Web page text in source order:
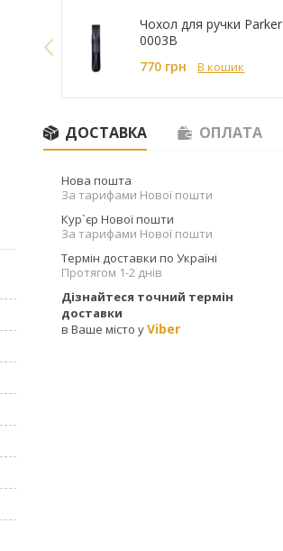
Чохол для ручки Parker
0003B
770 грн
В кошик
ДОСТАВКА ОПЛАТА
Нова пошта
За тарифами Нової пошти
Кур`єр Нової пошти
За тарифами Нової пошти
Термін доставки по Україні
Протягом 1-2 днів
Дізнайтеся точний термін
доставки
в Ваше місто уViber